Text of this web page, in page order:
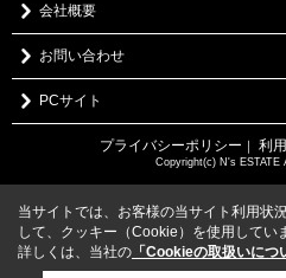
会社概要
お問い合わせ
PCサイト
プライバシーポリシー ｜ 利
Copyright(c) N's ESTATE
当サイトでは、お客様の当サイト利用状
して、クッキー（Cookie）を使用してい
詳しくは、当社の 「Cookieの取扱いにつ